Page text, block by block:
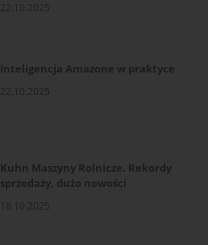
22.10.2025
Inteligencja Amazone w praktyce
22.10.2025
Kuhn Maszyny Rolnicze. Rekordy
sprzedaży, dużo nowości
18.10.2025